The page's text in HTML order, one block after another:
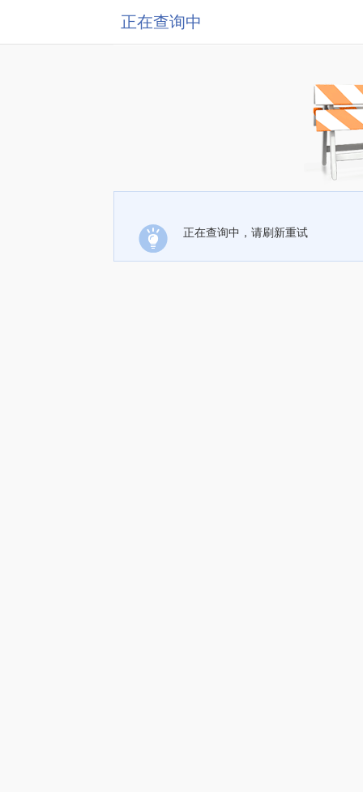
正在查询中
正在查询中，请刷新重试